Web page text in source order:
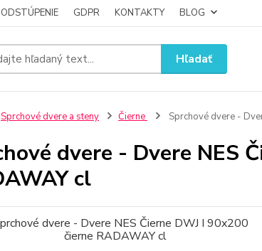
GDPR KONTAKTY BLOG
Hľadať
Sprchové dvere a steny Čierne Sprchové dvere -
dvere - Dvere NES
cl